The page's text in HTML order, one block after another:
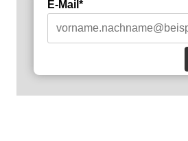
E-Mail*